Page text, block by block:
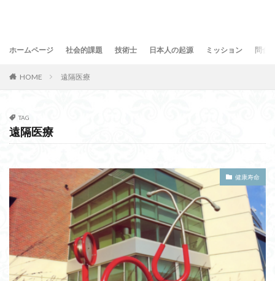
ホームページ 社会的課題 技術士 日本人の起源 ミッション 問合
HOME 遠隔医療
TAG
遠隔医療
健康寿命